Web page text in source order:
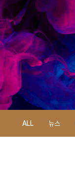
WRMS
렌탈
ALL 뉴스